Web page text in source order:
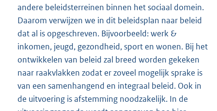
andere beleidsterreinen binnen het sociaal domein.
Daarom verwijzen we in dit beleidsplan naar beleid
dat al is opgeschreven. Bijvoorbeeld: werk &
inkomen, jeugd, gezondheid, sport en wonen. Bij het
ontwikkelen van beleid zal breed worden gekeken
naar raakvlakken zodat er zoveel mogelijk sprake is
van een samenhangend en integraal beleid. Ook in
de uitvoering is afstemming noodzakelijk. In de